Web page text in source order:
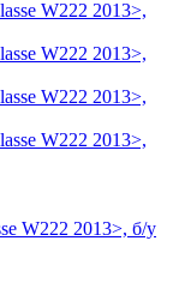
W222 2013>, б/у